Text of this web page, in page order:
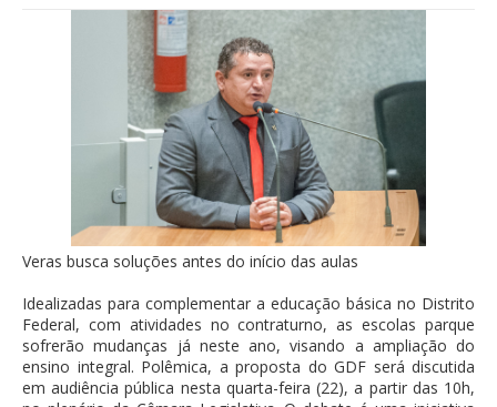
Veras busca soluções antes do início das aulas
Idealizadas para complementar a educação básica no Distrito
Federal, com atividades no contraturno, as escolas parque
sofrerão mudanças já neste ano, visando a ampliação do
ensino integral. Polêmica, a proposta do GDF será discutida
em audiência pública nesta quarta-feira (22), a partir das 10h,